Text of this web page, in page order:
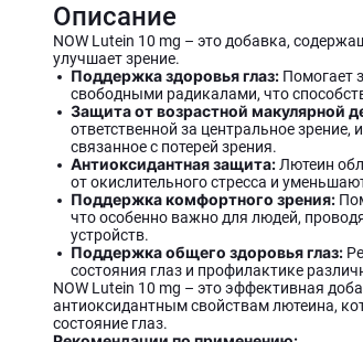
Описание
NOW Lutein 10 mg – это добавка,
улучшает зрение.
Поддержка здоровья глаз: Помогает
свободными радикалами, что
Защита от возрастной макулярной
ответственной за центральное
связанное с потерей зрения.
Антиоксидантная защита: Лютеин
от окислительного стресса и
Поддержка комфортного зрения:
что особенно важно для людей,
устройств.
Поддержка общего здоровья глаз:
состояния глаз и профилактике
NOW Lutein 10 mg – это эффективная
антиоксидантным свойствам лютеина,
состояние глаз.